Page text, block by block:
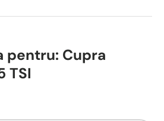
pentru: Cupra
TSI